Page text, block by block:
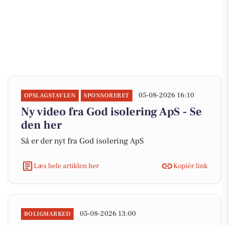
OPSLAGSTAVLEN SPONSORERET 05-08-2026 16:10
Ny video fra God isolering ApS - Se
den her
Så er der nyt fra God isolering ApS
Læs hele artiklen her Kopiér link
BOLIGMARKED 05-08-2026 13:00